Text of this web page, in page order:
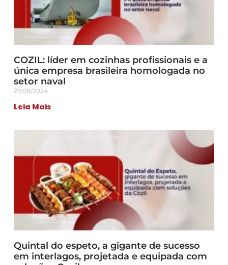
COZIL: líder em cozinhas profissionais e a
única empresa brasileira homologada no
setor naval
27/08/2024
Leia Mais
Quintal do espeto, a gigante de sucesso
em interlagos, projetada e equipada com